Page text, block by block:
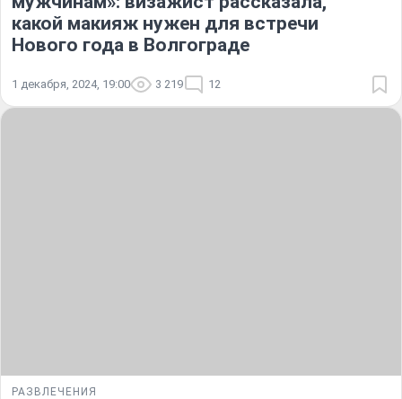
какой макияж нужен для встречи
Нового года в Волгограде
1 декабря, 2024, 19:00 3 219 12
РАЗВЛЕЧЕНИЯ